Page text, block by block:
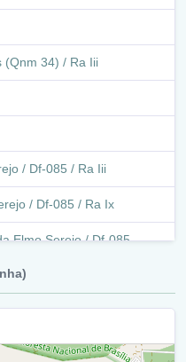
(Qnm 34) / Ra Iii
/ Df-085 / Ra Iii
/ Df-085 / Ra Ix
Elmo Serejo / Df-085
Elmo Serejo / Df-085
/ Df-085 / Ra Iii